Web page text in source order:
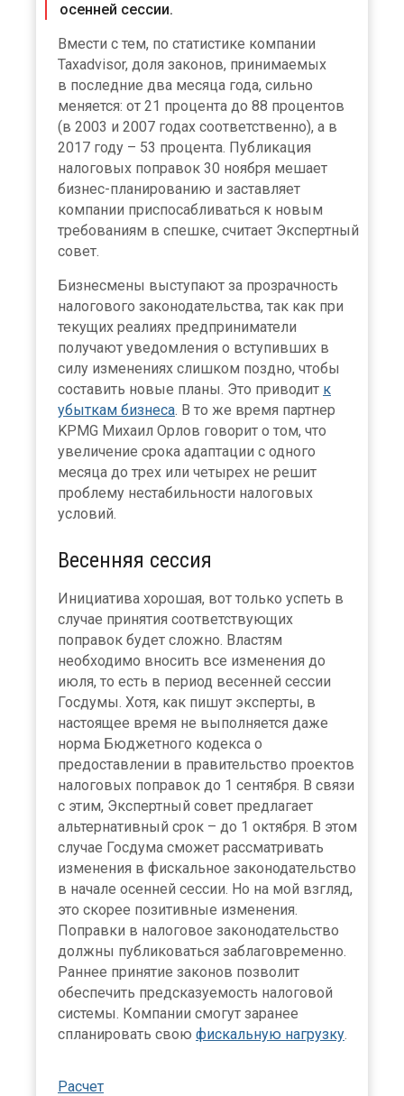
осенней сессии.
Вмести с тем, по статистике компании
Taxadvisor, доля законов, принимаемых
в последние два месяца года, сильно
меняется: от 21 процента до 88 процентов
(в 2003 и 2007 годах соответственно), а в
2017 году – 53 процента. Публикация
налоговых поправок 30 ноября мешает
бизнес-планированию и заставляет
компании приспосабливаться к новым
требованиям в спешке, считает Экспертный
совет.
Бизнесмены выступают за прозрачность
налогового законодательства, так как при
текущих реалиях предприниматели
получают уведомления о вступивших в
силу изменениях слишком поздно, чтобы
составить новые планы. Это приводит к
убыткам бизнеса . В то же время партнер
KPMG Михаил Орлов говорит о том, что
увеличение срока адаптации с одного
месяца до трех или четырех не решит
проблему нестабильности налоговых
условий.
Весенняя сессия
Инициатива хорошая, вот только успеть в
случае принятия соответствующих
поправок будет сложно. Властям
необходимо вносить все изменения до
июля, то есть в период весенней сессии
Госдумы. Хотя, как пишут эксперты, в
настоящее время не выполняется даже
норма Бюджетного кодекса о
предоставлении в правительство проектов
налоговых поправок до 1 сентября. В связи
с этим, Экспертный совет предлагает
альтернативный срок – до 1 октября. В этом
случае Госдума сможет рассматривать
изменения в фискальное законодательство
в начале осенней сессии. Но на мой взгляд,
это скорее позитивные изменения.
Поправки в налоговое законодательство
должны публиковаться заблаговременно.
Раннее принятие законов позволит
обеспечить предсказуемость налоговой
системы. Компании смогут заранее
спланировать свою фискальную нагрузку
Расчет